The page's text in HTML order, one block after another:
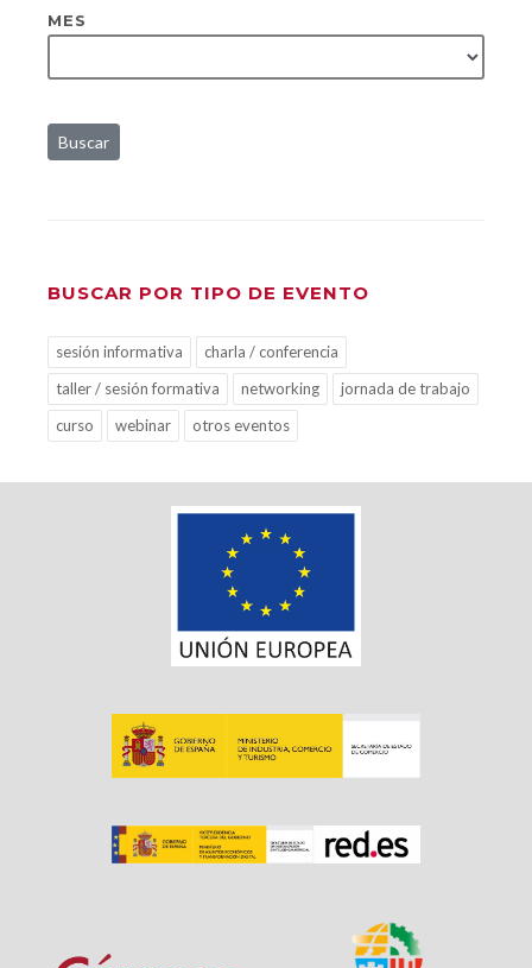
MES
Buscar
BUSCAR POR TIPO DE EVENTO
sesión informativa
charla / conferencia
taller / sesión formativa
networking
jornada de trabajo
curso
webinar otros eventos